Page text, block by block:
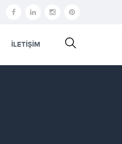
İLETİŞİM